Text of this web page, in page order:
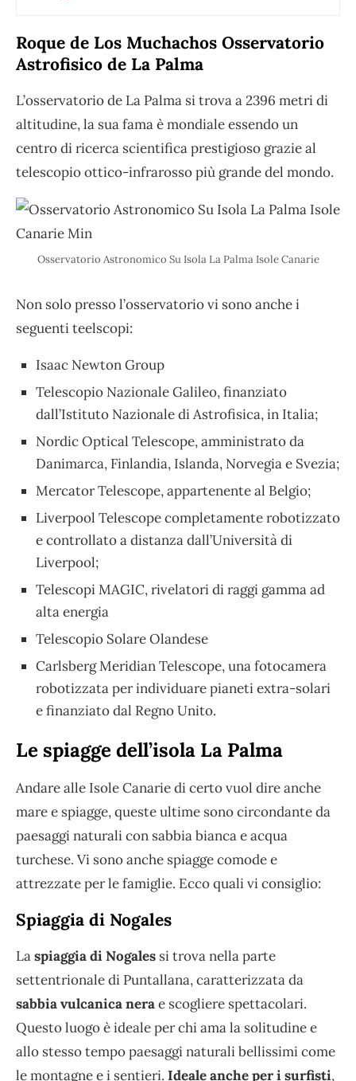
Roque de Los Muchachos Osservatorio
Astrofisico de La Palma
L’osservatorio de La Palma si trova a 2396 metri di
altitudine, la sua fama è mondiale essendo un
centro di ricerca scientifica prestigioso grazie al
telescopio ottico-infrarosso più grande del mondo.
Osservatorio Astronomico Su Isola La Palma Isole Canarie
Non solo presso l’osservatorio vi sono anche i
seguenti teelscopi:
Isaac Newton Group
Telescopio Nazionale Galileo, finanziato
dall’Istituto Nazionale di Astrofisica, in Italia;
Nordic Optical Telescope, amministrato da
Danimarca, Finlandia, Islanda, Norvegia e Svezia;
Mercator Telescope, appartenente al Belgio;
Liverpool Telescope completamente robotizzato
e controllato a distanza dall’Università di
Liverpool;
Telescopi MAGIC, rivelatori di raggi gamma ad
alta energia
Telescopio Solare Olandese
Carlsberg Meridian Telescope, una fotocamera
robotizzata per individuare pianeti extra-solari
e finanziato dal Regno Unito.
Le spiagge dell’isola La Palma
Andare alle Isole Canarie di certo vuol dire anche
mare e spiagge, queste ultime sono circondante da
paesaggi naturali con sabbia bianca e acqua
turchese. Vi sono anche spiagge comode e
attrezzate per le famiglie. Ecco quali vi consiglio:
Spiaggia di Nogales
Laspiaggia di Nogales si trova nella parte
settentrionale di Puntallana, caratterizzata da
sabbia vulcanica nerae scogliere spettacolari.
Questo luogo è ideale per chi ama la solitudine e
allo stesso tempo paesaggi naturali bellissimi come
le montagne e i sentieri. Ideale anche per i surfisti,